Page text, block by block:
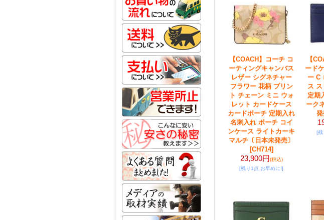
【COACH】コーチ コ
ーティングキャンバス
レザー シグネチャー
フラワー 花柄 プリン
ト チェーン ミニ ウォ
レット カードケース
カードポーチ 定期入れ
名刺入れ ポーチ コイ
ンケース ライトカーキ
マルチ〔日本未発売〕
[CH714]
23,900円(税込)
[残り1点 お早めに!]
【
ード
ー C
ス
定期
ーク
発
[残